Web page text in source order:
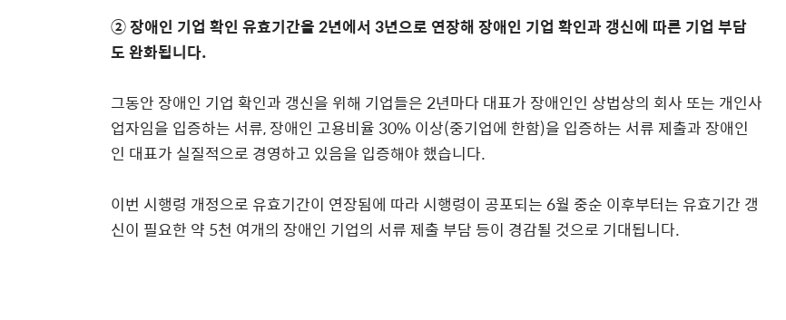
② 장애인 기업 확인 유효기간을 2년에서 3년으로 연장해 장애인 기업 확인과 갱신에 따른 기업 부담
도 완화됩니다.
그동안 장애인 기업 확인과 갱신을 위해 기업들은 2년마다 대표가 장애인인 상법상의 회사 또는 개인사
업자임을 입증하는 서류, 장애인 고용비율 30% 이상(중기업에 한함)을 입증하는 서류 제출과 장애인
인 대표가 실질적으로 경영하고 있음을 입증해야 했습니다.
이번 시행령 개정으로 유효기간이 연장됨에 따라 시행령이 공포되는 6월 중순 이후부터는 유효기간 갱
신이 필요한 약 5천 여개의 장애인 기업의 서류 제출 부담 등이 경감될 것으로 기대됩니다.